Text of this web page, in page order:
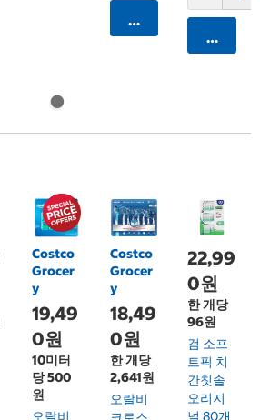
카트에 담기
카트에
Costco
Grocer
y
19,49
0원
10미터
당 500
원
Costco
Grocer
y
18,49
0원
한 개당
2,641원
오랄비
22,99
0원
한 개당
96원
검 소프
트픽 치
간칫솔
오리지